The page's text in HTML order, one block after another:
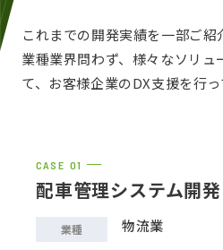
これまでの開発実績を一部ご紹
業種業界問わず、様々なソリュ
て、お客様企業のDX支援を行っ
CASE
配車管理システム開発
業種 物流業